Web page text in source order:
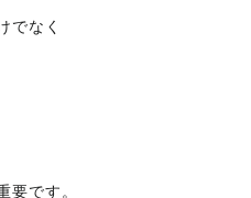
でなく
要です。